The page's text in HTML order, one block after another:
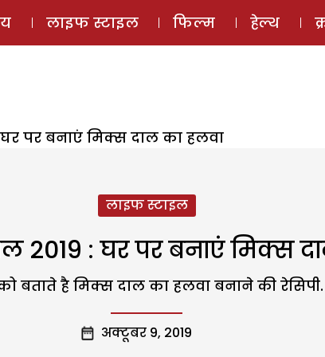
ई-मैगज़ीन
लाइफ स्टाइल फिल्म हेल्थ
पर बनाएं मिक्स दाल का हलवा
लाइफ स्टाइल
2019 : घर पर बनाएं मिक्स
बताते है मिक्स दाल का हलवा बनाने की रेसिपी.
अक्टूबर 9, 2019